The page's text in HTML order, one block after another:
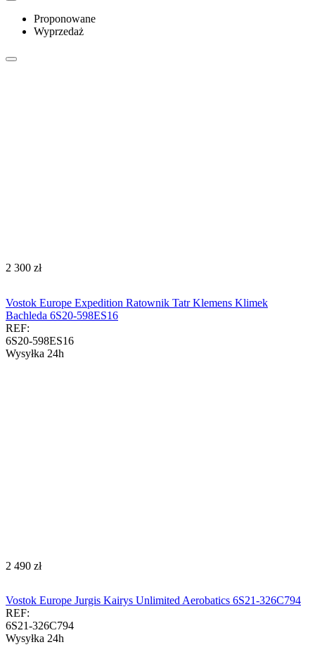
Proponowane
Wyprzedaż
‍2 300‍ zł
Vostok Europe Expedition Ratownik Tatr Klemens Klimek
Bachleda 6S20-598ES16
REF:
6S20-598ES16
Wysyłka 24h
‍2 490‍ zł
Vostok Europe Jurgis Kairys Unlimited Aerobatics 6S21-326C794
REF:
6S21-326C794
Wysyłka 24h